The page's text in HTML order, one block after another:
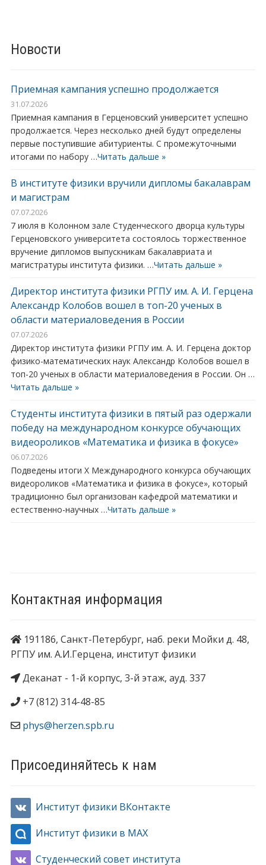
Новости
Приемная кампания успешно продолжается
31.07.2026
Приемная кампания в Герценовский университет успешно
продолжается. Через несколько дней будут определены
первые поступившие абитуриенты. С промежуточными
итогами по набору …Читать дальше »
В институте физики вручили дипломы бакалаврам
и магистрам
07.07.2026
7 июля в Колонном зале Студенческого дворца культуры
Герценовского университета состоялось торжественное
вручение дипломов выпускникам бакалавриата и
магистратуры института физики. …Читать дальше »
Директор института физики РГПУ им. А. И. Герцена
Александр Колобов вошел в топ-20 ученых в
области материаловедения в России
07.07.2026
Директор института физики РГПУ им. А. И. Герцена доктор
физико-математических наук Александр Колобов вошел в
топ-20 ученых в области материаловедения в России. Он …
Читать дальше »
Студенты института физики в пятый раз одержали
победу на международном конкурсе обучающих
видеороликов «Математика и физика в фокусе»
06.07.2026
Подведены итоги X Международного конкурса обучающих
видеороликов «Математика и физика в фокусе», который
традиционно был организован кафедрой математики и
естественно-научных …Читать дальше »
Контактная информация
191186, Санкт-Петербург, наб. реки Мойки д. 48,
РГПУ им. А.И.Герцена, институт физики
Деканат - 1-й корпус, 3-й этаж, ауд. 337
+7 (812) 314-48-85
phys@herzen.spb.ru
Присоединяйтесь к нам
Институт физики ВКонтакте
Институт физики в MAX
Студенческий совет института